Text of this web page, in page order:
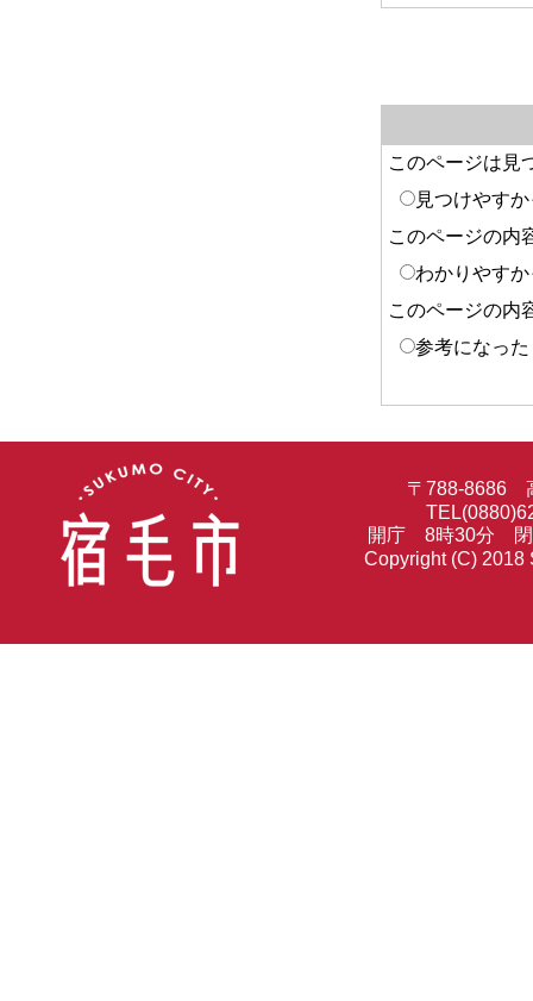
このページは見
見つけやす
このページの内
わかりやす
このページの内
参考になった
〒788-8686
開庁 8時30分 閉
Copyright (C) 2018